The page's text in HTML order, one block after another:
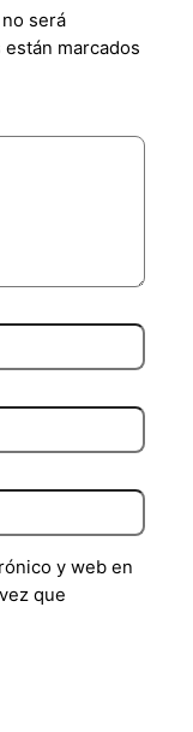
será
marcados
y web en
que